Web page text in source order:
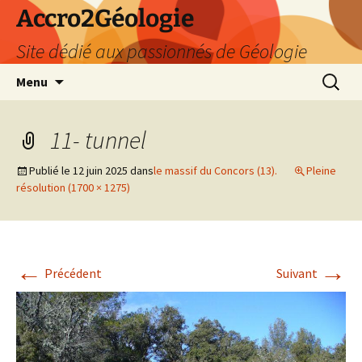
Accro2Géologie
Site dédié aux passionnés de Géologie
Menu
11- tunnel
Publié le 12 juin 2025 dansle massif du Concors (13).
Pleine
résolution (1700 × 1275)
← Précédent Suivant →